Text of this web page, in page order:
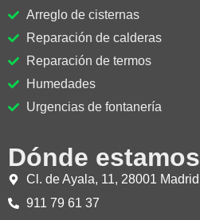
Arreglo de cisternas
Reparación de calderas
Reparación de termos
Humedades
Urgencias de fontanería
Dónde estamos
Cl. de Ayala, 11, 28001 Madrid
911 79 61 37